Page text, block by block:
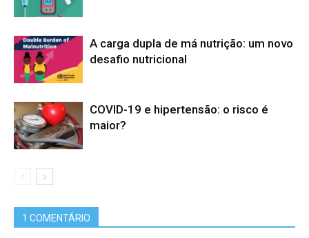
A carga dupla de má nutrição: um novo
desafio nutricional
COVID-19 e hipertensão: o risco é
maior?
1 COMENTÁRIO